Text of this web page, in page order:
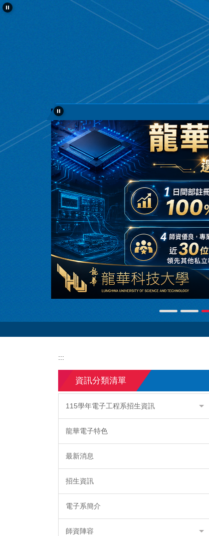
跳
:::
資訊分類清單
115學年電子工程系招生資訊
龍華電子特色
最新消息
招生資訊
電子系簡介
師資陣容